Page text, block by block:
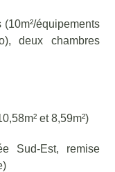
(10m²/équipements
deux chambres
et 8,59m²)
Sud-Est, remise